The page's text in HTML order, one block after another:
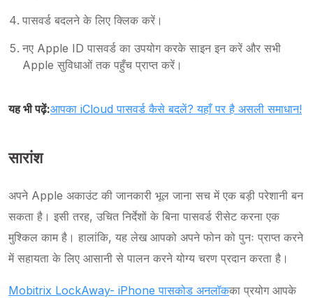
पासवर्ड बदलने के लिए क्लिक करें।
नए Apple ID पासवर्ड का उपयोग करके साइन इन करें और सभी
Apple सुविधाओं तक पहुँच प्राप्त करें।
यह भी पढ़ें:आपका iCloud पासवर्ड कैसे बदलें? यहाँ पर है असली समाधान!
सारांश
अपने Apple अकाउंट की जानकारी भूल जाना सच में एक बड़ी परेशानी बन
सकता है। इसी तरह, उचित निर्देशों के बिना पासवर्ड रीसेट करना एक
मुश्किल काम है। हालांकि, यह लेख आपको अपने फोन को पुनः प्राप्त करने
में सहायता के लिए आसानी से पालन करने योग्य चरण प्रदान करता है।
Mobitrix LockAway- iPhone पासकोड अनलॉकका प्रयोग आपके